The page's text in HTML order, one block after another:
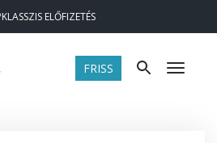
KLASSZIS ELŐFIZETÉS
FRISS Menü